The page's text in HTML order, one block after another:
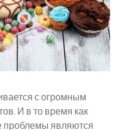
с огромным
И в то время как
проблемы являются